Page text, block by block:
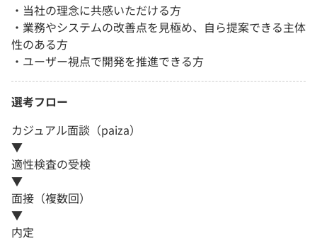
・当社の理念に共感いただける方
・業務やシステムの改善点を見極め、自ら提案できる主体
性のある方
・ユーザー視点で開発を推進できる方
選考フロー
カジュアル面談（paiza）
▼
適性検査の受検
▼
面接（複数回）
▼
内定